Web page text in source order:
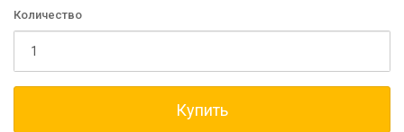
Количество
Купить